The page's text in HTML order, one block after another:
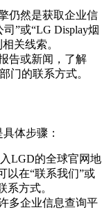
仍然是获取企业信
”或“LG Display烟
关线索。
告或新闻，了解
门的联系方式。
体步骤：
LGD的全球官网地
以在“联系我们”或
系方式。
多企业信息查询平